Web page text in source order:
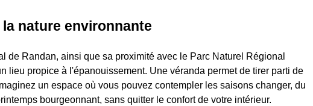
nature environnante
de Randan, ainsi que sa proximité avec le Parc Naturel Régional
lieu propice à l'épanouissement. Une véranda permet de tirer parti de
un espace où vous pouvez contempler les saisons changer, du
bourgeonnant, sans quitter le confort de votre intérieur.